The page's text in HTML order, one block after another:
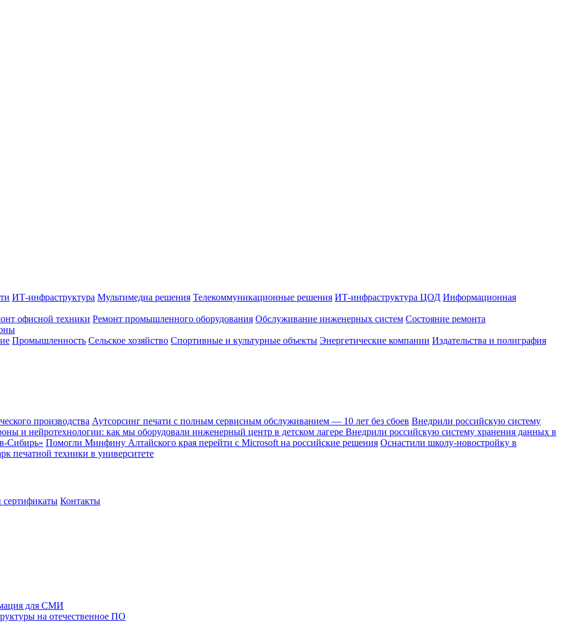
ИТ-инфраструктура Мультимедиа решения Телекоммуникационные решения ИТ-инфраструктура ЦОД Информационная
офисной техники Ремонт промышленного оборудования Обслуживание инженерных систем Состояние ремонта
Промышленность Сельское хозяйство Спортивные и культурные объекты Энергетические компании Издательства и полиграфия
производства Аутсорсинг печати с полным сервисным обслуживанием — 10 лет без сбоев Внедрили российскую систему
и нейротехнологии: как мы оборудовали инженерный центр в детском лагере Внедрили российскую систему хранения данных в
Сибирь» Помогли Минфину Алтайского края перейти с Microsoft на российские решения Оснастили школу-новостройку в
печатной техники в университете
Контакты
для СМИ
на отечественное ПО